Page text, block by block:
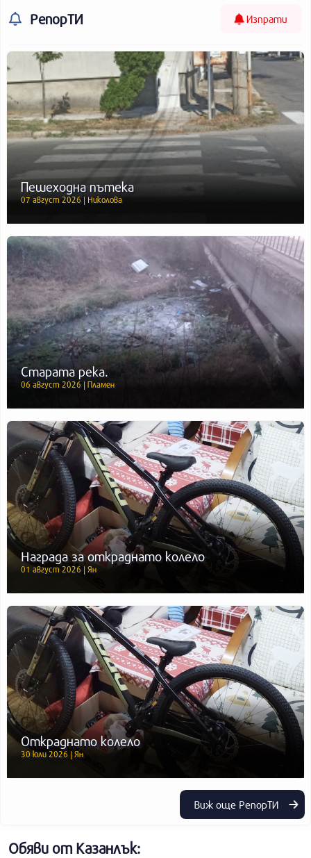
РепорТИ Изпрати
Пешеходна пътека
07 август 2026 | Николова
Старата река.
06 август 2026 | Пламен
Награда за откраднато колело
01 август 2026 | Ян
Откраднато колело
30 юли 2026 | Ян
Виж още РепорТИ
Обяви от Казанлък: